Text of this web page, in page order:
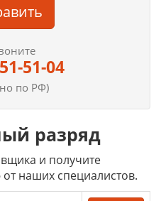
51-04
по РФ)
разряд
и получите
наших специалистов.